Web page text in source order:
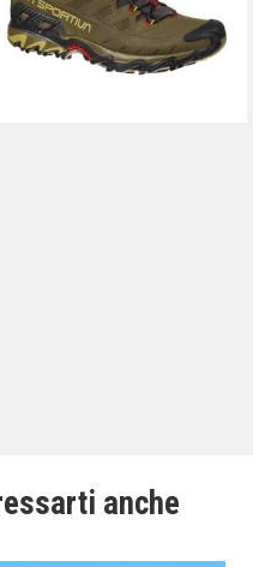
anche